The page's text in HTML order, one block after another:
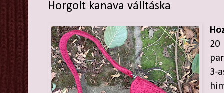
Horgolt kanava válltáska
3-